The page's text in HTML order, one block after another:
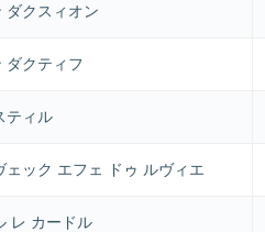
ダクスィオン
ダクティフ
ティル
ェック エフェ ドゥ ルヴィエ
レ カードル